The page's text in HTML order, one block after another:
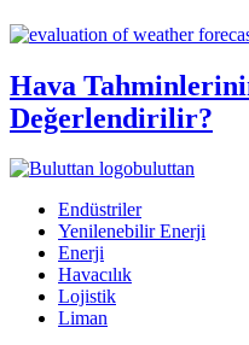
Hava
Değerlendirilir?
buluttan
Endüstriler
Yenilenebilir Enerji
Enerji
Havacılık
Lojistik
Liman